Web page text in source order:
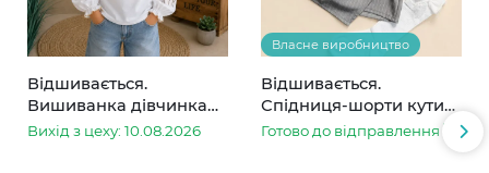
Відшивається.
Вишиванка дівчинка
колоски
Вихід з цеху: 10.08.2026
Власне виробництво
Відшивається.
Спідниця-шорти кутик
сіра в смужку
Готово до відправлення